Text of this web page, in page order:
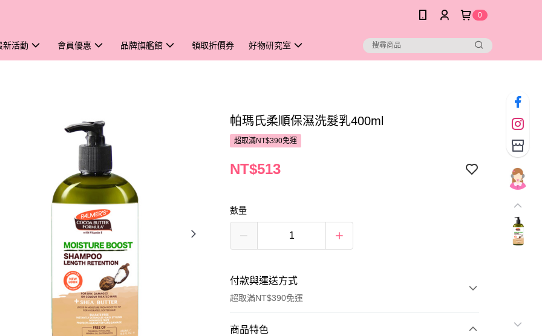
0
新活動 會員優惠 品牌旗艦館 領取折價券 好物研究室
帕瑪氏柔順保濕洗髮乳400ml
超取滿NT$390免運
NT$513
數量
付款與運送方式
超取滿NT$390免運
付款方式
商品特色